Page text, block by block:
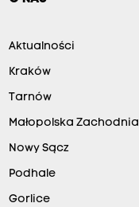
Aktualności
Kraków
Tarnów
Małopolska Zachodnia
Nowy Sącz
Podhale
Gorlice